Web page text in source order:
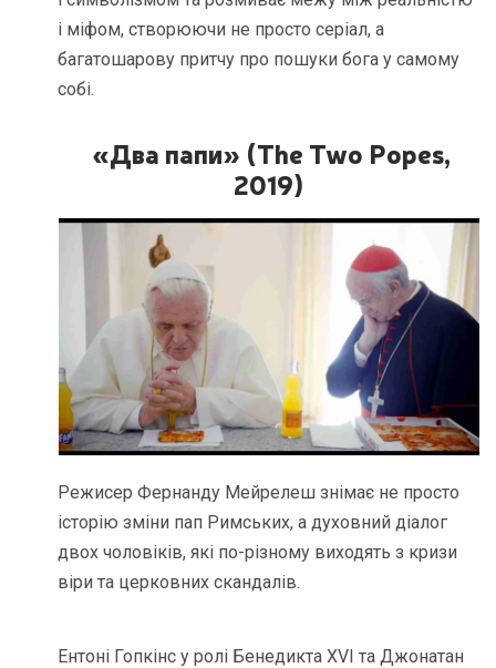
і міфом, створюючи не просто серіал, а
багатошарову притчу про пошуки бога у самому
собі.
«Два папи» (The Two Popes,
2019)
Режисер Фернанду Мейрелеш знімає не просто
історію зміни пап Римських, а духовний діалог
двох чоловіків, які по-різному виходять з кризи
віри та церковних скандалів.
Ентоні Гопкінс у ролі Бенедикта XVI та Джонатан